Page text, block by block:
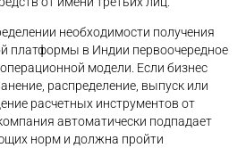
необходимости получения
платформы в Индии первоочередное
модели. Если бизнес
распределение, выпуск или
расчетных инструментов от
автоматически подпадает
норм и должна пройти